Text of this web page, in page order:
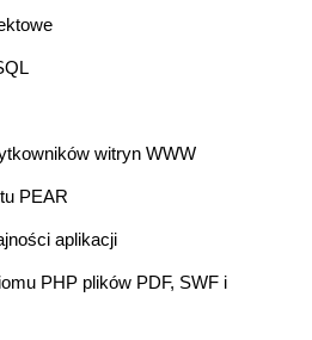
witryn WWW
PEAR
aplikacji
PHP plików PDF, SWF i